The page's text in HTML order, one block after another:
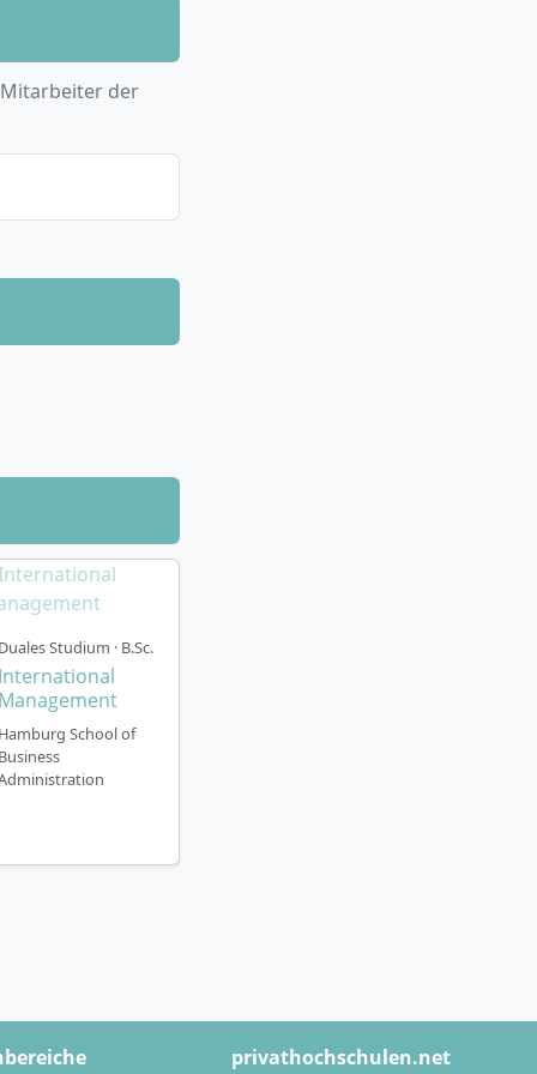
von
Vertiefung in
durch
Logistik.
Trends
Semester
in
Inhalte
z.
Hier
Mitarbeiter der
Duales Studium · B.Sc.
International
Management
Hamburg School of
Business
privathochschulen.net